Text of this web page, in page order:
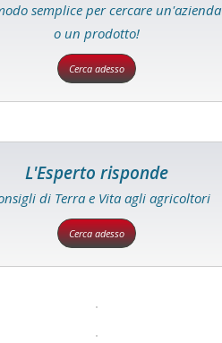
semplice per cercare un'azienda
o un prodotto!
Cerca adesso
L'Esperto risponde
di Terra e Vita agli agricoltori
Cerca adesso